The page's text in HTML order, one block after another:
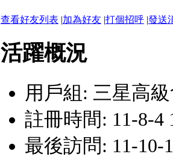
查看好友列表 |加為好友 |打個招呼 |發送
活躍概況
用戶組: 三星高
註冊時間: 11-8-4
最後訪問: 11-10-